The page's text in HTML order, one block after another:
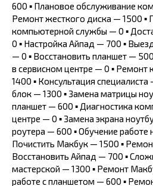
600 ▪ Плановое обслуживание
Ремонт жесткого диска — 1500 ▪
компьютерной службы — 0 ▪
0 ▪ Настройка Айпад — 700 ▪
— 0 ▪ Восстановить планшет —
в сервисном центре — 0 ▪
1400 ▪ Консультация
блок — 1300 ▪ Замена матрицы
планшет — 600 ▪ Диагностика
центре — 0 ▪ Замена экрана
роутера — 600 ▪ Обучение работе
Почистить Макбук — 1500 ▪
Восстановить Айпад — 700 ▪
мастерской — 1300 ▪ Ремонт
работе с планшетом — 600 ▪